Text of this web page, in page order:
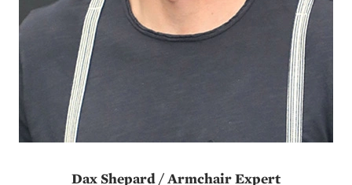
Dax Shepard / Armchair Expert